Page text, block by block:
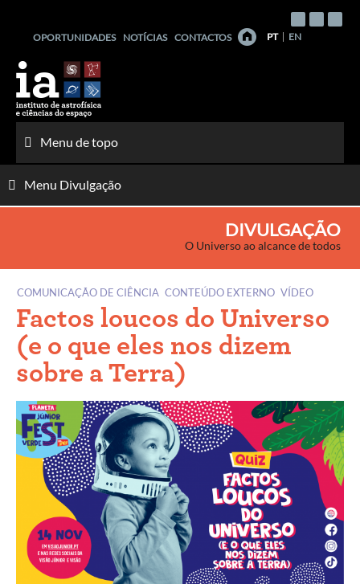
conteúdo
OPORTUNIDADES NOTÍCIAS CONTACTOS PT EN
Menu de topo
Menu Divulgação
DIVULGAÇÃO
O Universo ao alcance de todos
COMUNICAÇÃO DE CIÊNCIA CONTEÚDO EXTERNO VÍDEO
Factos loucos do Universo
(e o que eles nos dizem
sobre a Terra)